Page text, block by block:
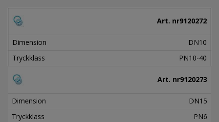
Art. nr9120272
Dimension
DN10
Tryckklass
PN10-40
Art. nr9120273
Dimension
DN15
Tryckklass
PN6